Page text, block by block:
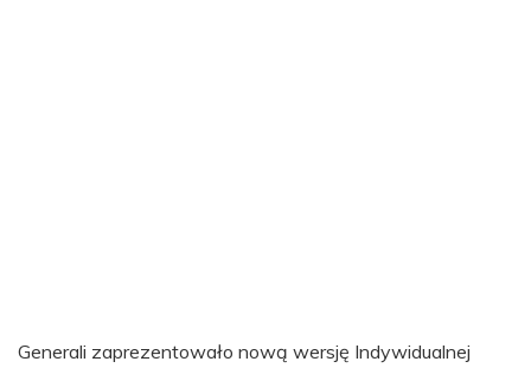
Generali zaprezentowało nową wersję Indywidualnej